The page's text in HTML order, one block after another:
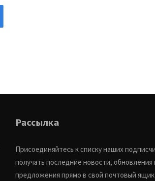
Рассылка
Присоединяйтесь к списку наших
получать последние новости, обновления
предложения прямо в свой почтовый ящик